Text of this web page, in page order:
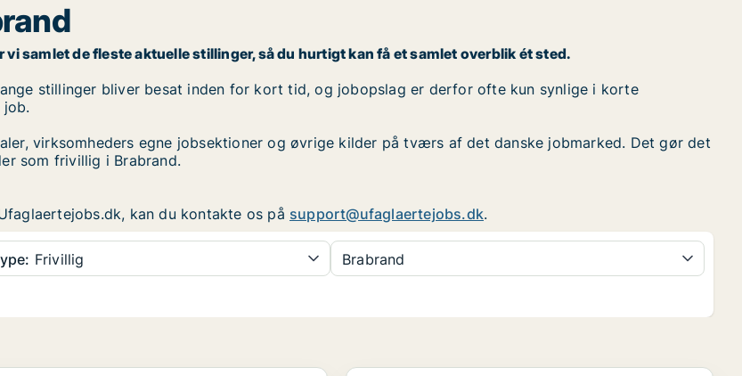
samlet de fleste aktuelle stillinger, så du hurtigt kan få et samlet overblik ét sted.
stillinger bliver besat inden for kort tid, og jobopslag er derfor ofte kun synlige i korte
job.
virksomheders egne jobsektioner og øvrige kilder på tværs af det danske jobmarked. Det gør det
som frivillig i Brabrand.
kan du kontakte os på support@ufaglaertejobs.dk.
Frivillig Brabrand